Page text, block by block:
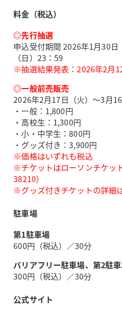
料金（税込）
◎先行抽選
申込受付期間 2026年1月30
（日）23：59
※抽選結果発表：2026年2月
◎一般前売販売
2026年2月17日（火）～3月16
・一般：1,800円
・高校生：1,300円
・小・中学生：800円
・グッズ付き：3,900円
※価格はいずれも税込
※チケットはローソンチケッ
38210）
※グッズ付きチケットの詳細
駐車場
第1駐車場
600円（​税込）／30分
バリアフリー駐車場、​第2駐
300円（​税込）／30分
公式サイト